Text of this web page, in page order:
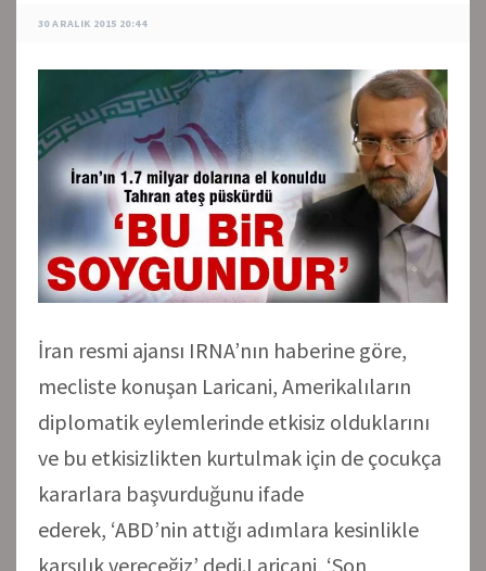
30 ARALIK 2015 20:44
İran resmi ajansı IRNA’nın haberine göre,
mecliste konuşan Laricani, Amerikalıların
diplomatik eylemlerinde etkisiz olduklarını
ve bu etkisizlikten kurtulmak için de çocukça
kararlara başvurduğunu ifade
ederek, ‘ABD’nin attığı adımlara kesinlikle
karşılık vereceğiz’ dedi.Laricani, ‘Son